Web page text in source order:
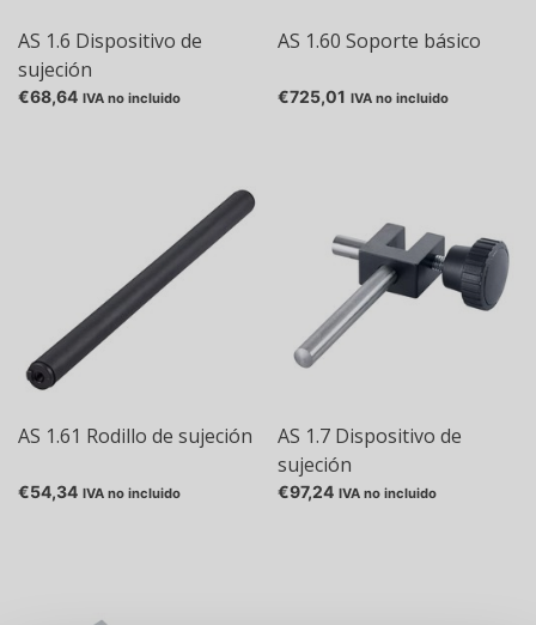
AS 1.6 Dispositivo de
sujeción
€68,64 IVA no incluido
AS 1.60 Soporte básico
€725,01 IVA no incluido
AS 1.61 Rodillo de sujeción
€54,34 IVA no incluido
AS 1.7 Dispositivo de
sujeción
€97,24 IVA no incluido